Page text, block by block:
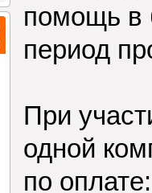
помощь в
период
При
одной
по